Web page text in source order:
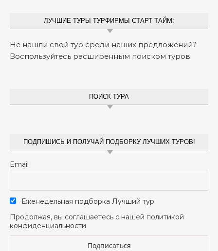
ЛУЧШИЕ ТУРЫ ТУРФИРМЫ СТАРТ ТАЙМ:
Не нашли свой тур среди наших предложений?
Воспользуйтесь расширенным поиском туров
ПОИСК ТУРА
ПОДПИШИСЬ И ПОЛУЧАЙ ПОДБОРКУ ЛУЧШИХ ТУРОВ!
Email
Еженедельная подборка Лучший тур
Продолжая, вы соглашаетесь с нашей политикой
конфиденциальности